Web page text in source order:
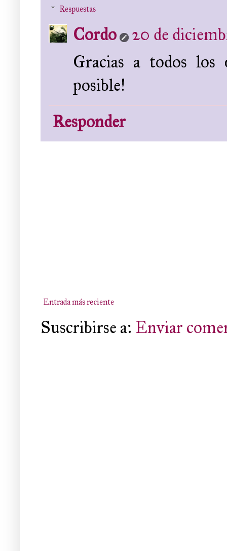
Respuestas
Cordo
20 de
Gracias a todos los
posible!
Responder
Entrada más reciente
Suscribirse a: Enviar